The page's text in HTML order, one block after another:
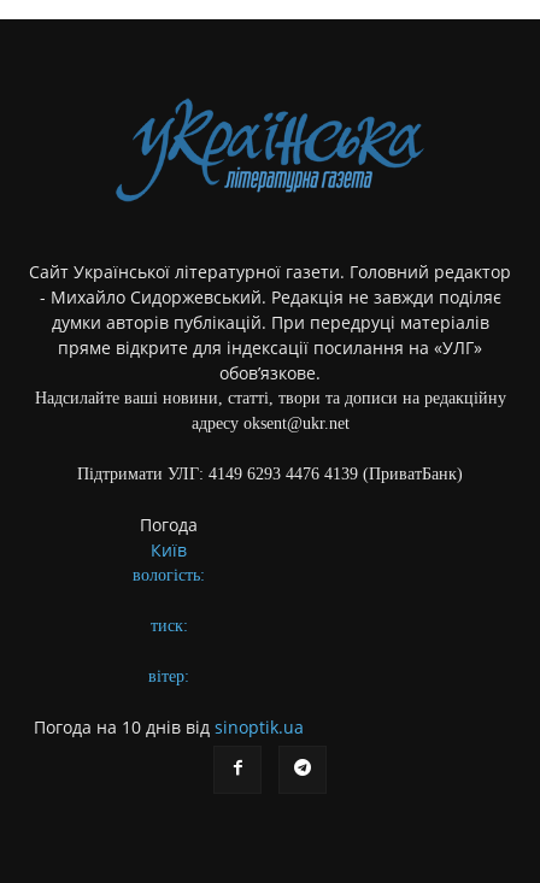
Сайт Української літературної газети. Головний редактор
- Михайло Сидоржевський. Редакція не завжди поділяє
думки авторів публікацій. При передруці матеріалів
пряме відкрите для індексації посилання на «УЛГ»
обов’язкове.
Надсилайте ваші новини, статті, твори та дописи на редакційну
адресу oksent@ukr.net
Підтримати УЛГ: 4149 6293 4476 4139 (ПриватБанк)
Погода
Київ
вологість:
тиск:
вітер:
Погода на 10 днів від sinoptik.ua